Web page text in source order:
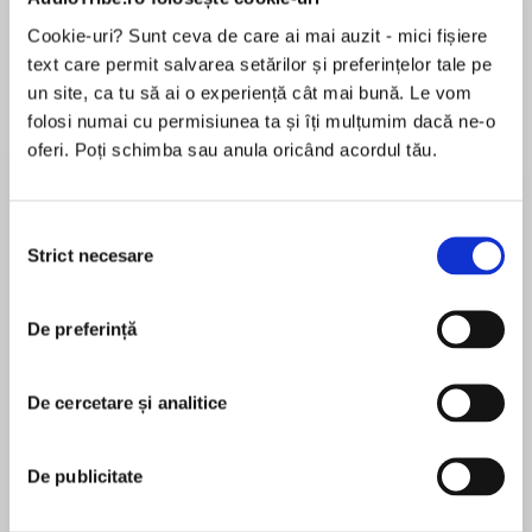
Cookie-uri? Sunt ceva de care ai mai auzit - mici fișiere
text care permit salvarea setărilor și preferințelor tale pe
un site, ca tu să ai o experiență cât mai bună. Le vom
folosi numai cu permisiunea ta și îți mulțumim dacă ne-o
oferi. Poți schimba sau anula oricând acordul tău.
consimțământului
Strict necesare
De preferință
De cercetare și analitice
De publicitate
de...
Dani Francis
la...
Lauren Weisberger
Desprecarte
Christmas
Marlow’s Department store, another Christmas
with ration books, shortages of goods and staff
damage – will be a real challenge.
But the girls rally round and put their worries
MAI MULT
Joanna Toye joined the production team of The